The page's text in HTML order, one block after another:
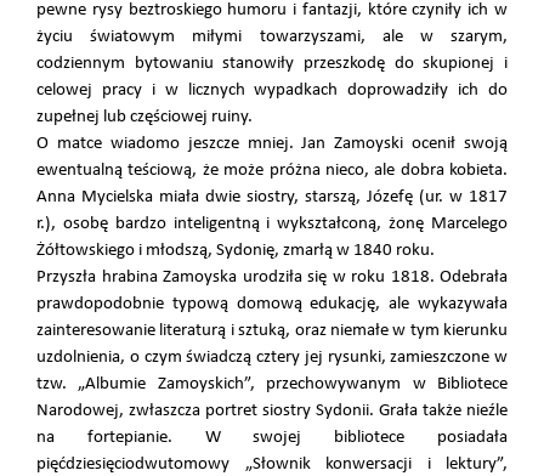
pewne rysy beztroskiego humoru i fantazji, które czyniły ich w
życiu światowym miłymi towarzyszami, ale w szarym,
codziennym bytowaniu stanowiły przeszkodę do skupionej i
celowej pracy i w licznych wypadkach doprowadziły ich do
zupełnej lub częściowej ruiny.
O matce wiadomo jeszcze mniej. Jan Zamoyski ocenił swoją
ewentualną teściową, że może próżna nieco, ale dobra kobieta.
Anna Mycielska miała dwie siostry, starszą, Józefę (ur. w 1817
r.), osobę bardzo inteligentną i wykształconą, żonę Marcelego
Żółtowskiego i młodszą, Sydonię, zmarłą w 1840 roku.
Przyszła hrabina Zamoyska urodziła się w roku 1818. Odebrała
prawdopodobnie typową domową edukację, ale wykazywała
zainteresowanie literaturą i sztuką, oraz niemałe w tym kierunku
uzdolnienia, o czym świadczą cztery jej rysunki, zamieszczone w
tzw. „Albumie Zamoyskich”, przechowywanym w Bibliotece
Narodowej, zwłaszcza portret siostry Sydonii. Grała także nieźle
na fortepianie. W swojej bibliotece posiadała
pięćdziesięciodwutomowy „Słownik konwersacji i lektury”,